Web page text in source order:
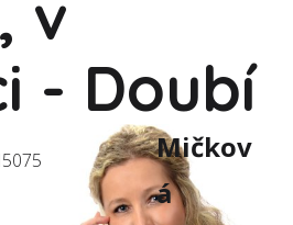
v
- Doubí
Mičkov
á